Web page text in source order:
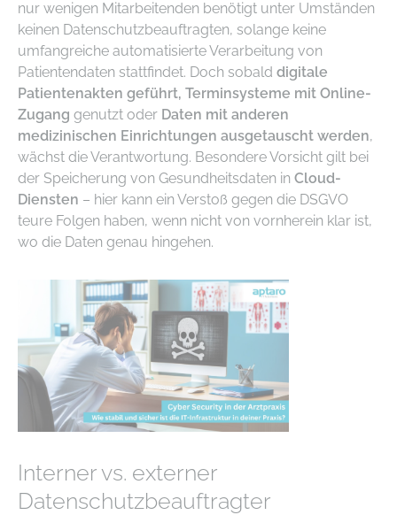
nur wenigen Mitarbeitenden benötigt unter Umständen
keinen Datenschutzbeauftragten, solange keine
umfangreiche automatisierte Verarbeitung von
Patientendaten stattfindet. Doch sobald digitale
Patientenakten geführt, Terminsysteme mit Online-
Zugang genutzt oder Daten mit anderen
medizinischen Einrichtungen ausgetauscht werden,
wächst die Verantwortung. Besondere Vorsicht gilt bei
der Speicherung von Gesundheitsdaten in Cloud-
Diensten – hier kann ein Verstoß gegen die DSGVO
teure Folgen haben, wenn nicht von vornherein klar ist,
wo die Daten genau hingehen.
Interner vs. externer
Datenschutzbeauftragter